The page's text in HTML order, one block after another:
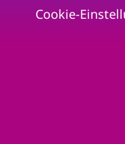
Cookie-